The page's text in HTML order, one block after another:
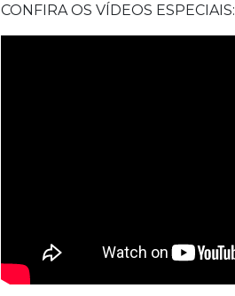
CONFIRA OS VÍDEOS ESPECIAIS: